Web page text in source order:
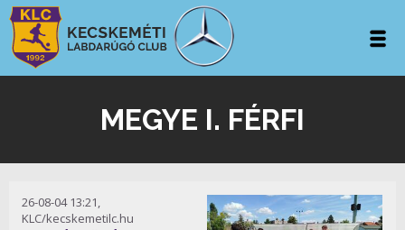
MEGYE I. FÉRFI
26-08-04 13:21,
KLC/kecskemetilc.hu